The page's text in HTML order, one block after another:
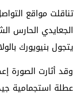
تناقلت مواقع
الجعايدي الحارس
يتجول بنيويورك
وقد أثارت الصورة
عطلة استجمامية